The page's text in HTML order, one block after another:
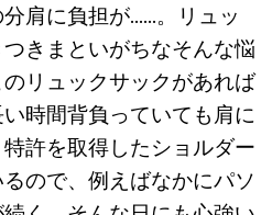
肩に負担が……。リュッ
きまといがちなそんな悩
リュックサックがあれば
時間背負っていても肩に
許を取得したショルダー
ので、例えばなかにパソ